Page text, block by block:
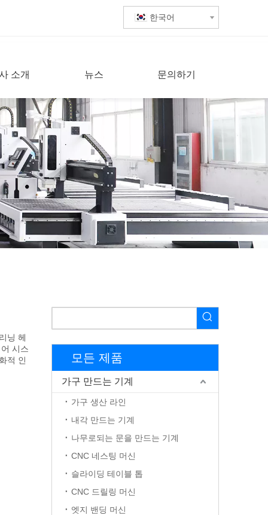
한국어
소개 뉴스 문의하기
닝 헤
시스
적 인
모든 제품
가구 만드는 기계
가구 생산 라인
내각 만드는 기계
나무로되는 문을 만드는 기계
CNC 네스팅 머신
슬라이딩 테이블 톱
CNC 드릴링 머신
엣지 밴딩 머신